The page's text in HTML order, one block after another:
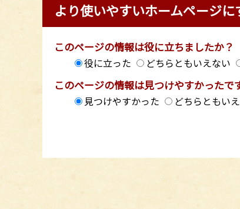
より使いやすいホームページ
このページの情報は役に立ちましたか？
役に立った どちらともいえない
このページの情報は見つけやすかったで
見つけやすかった どちらともい